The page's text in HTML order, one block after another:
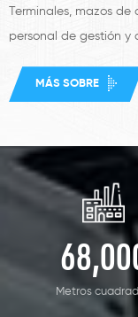
Terminales, mazos
personal de gestión
producción y
avanzadas, calidad
para cooperar con
portalámparas,
control, personal
sistema de nuestra
autenticación como
MÁS SOBRE
68
Metros